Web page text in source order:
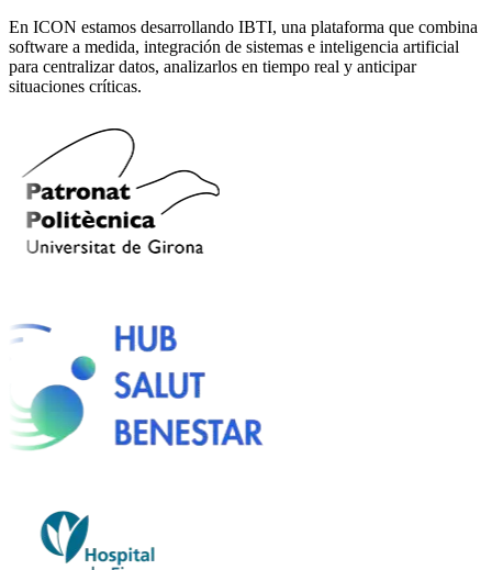
En ICON estamos desarrollando IBTI, una plataforma que combina
software a medida, integración de sistemas e inteligencia artificial
para centralizar datos, analizarlos en tiempo real y anticipar
situaciones críticas.